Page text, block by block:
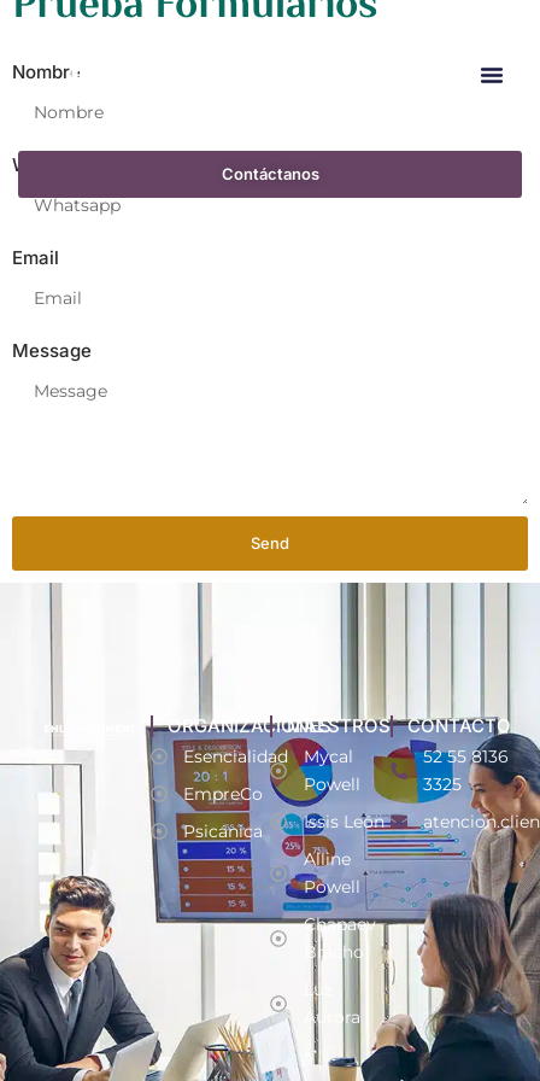
Contáctanos
Nombre
Whatsapp
Email
Message
Send
ORGANIZACIONES
Esencialidad
EmpreCo
Psicánica
MAESTROS
Mycal
Powell
Issis León
Alline
Powell
Chapaev
Bracho
Luz
Aurora
CONTACTO
52 55 8136
3325